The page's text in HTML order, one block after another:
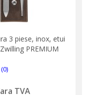
3 piese, inox, etui
PREMIUM
(0)
TVA